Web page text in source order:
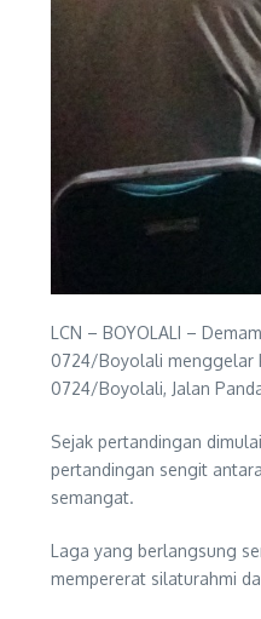
LCN – BOYOLALI –
0724/Boyolali menggelar
0724/Boyolali, Jalan
Sejak pertandingan
pertandingan sengit
semangat.
Laga yang berlangsung
mempererat silaturahmi